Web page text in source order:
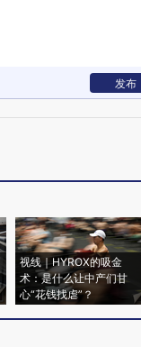
发布
视线｜HYROX的吸金
术：是什么让中产们甘
心“花钱找虐”？